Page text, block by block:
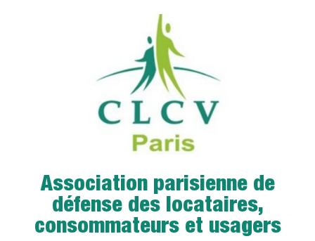
Association parisienne de
défense des locataires,
consommateurs et usagers